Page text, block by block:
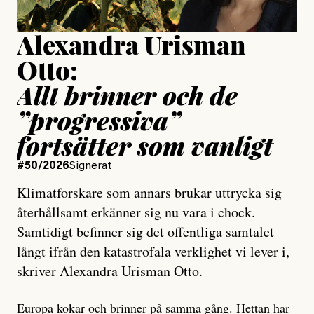
Alexandra Urisman
Otto:
Allt brinner och de
”progressiva”
fortsätter som vanligt
#50/2026Signerat
Klimatforskare som annars brukar uttrycka sig
återhållsamt erkänner sig nu vara i chock.
Samtidigt befinner sig det offentliga samtalet
långt ifrån den katastrofala verklighet vi lever i,
skriver Alexandra Urisman Otto.
Europa kokar och brinner på samma gång. Hettan har